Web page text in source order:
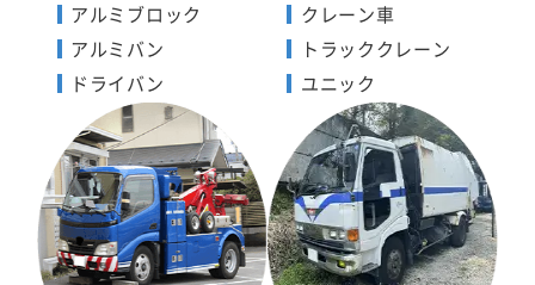
アルミブロック
アルミバン
ドライバン
クレーン車
トラッククレーン
ユニック